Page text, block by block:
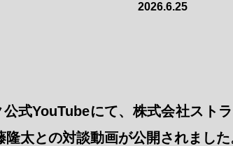
2026.6.25
式YouTubeにて、株式会社スト
太との対談動画が公開されました